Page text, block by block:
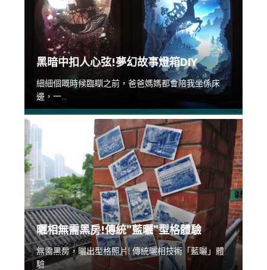
黑暗中扣人心弦!夢幻故事燈箱DIY
細細個嘅時候臨瞓之前，爸爸媽媽都會陪我坐係床
邊，一...
曬相無需黑房!傳統”藍曬”型格體驗
無需黑房，曬出型格照片! 傳統曬相技術「藍曬」體
驗...